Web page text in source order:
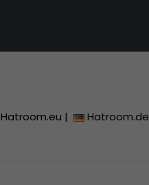
Hatroom.eu | Hatroom.de